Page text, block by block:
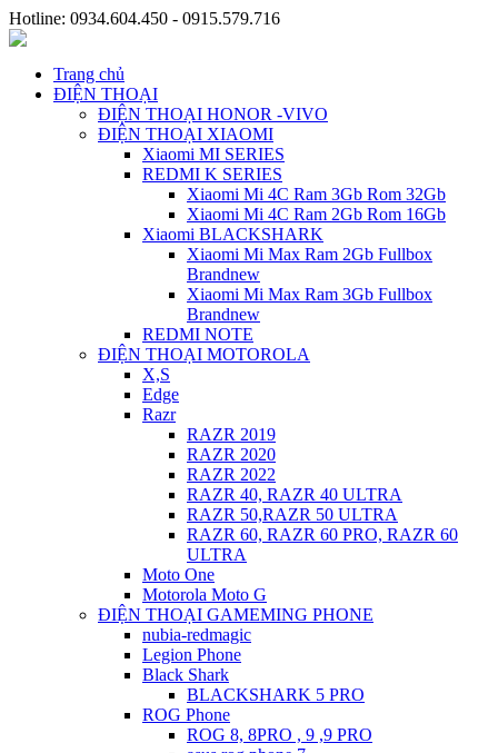
Hotline: 0934.604.450 - 0915.579.716
Trang chủ
ĐIỆN THOẠI
ĐIỆN THOẠI HONOR -VIVO
ĐIỆN THOẠI XIAOMI
Xiaomi MI SERIES
REDMI K SERIES
Xiaomi Mi 4C Ram 3Gb Rom 32Gb
Xiaomi Mi 4C Ram 2Gb Rom 16Gb
Xiaomi BLACKSHARK
Xiaomi Mi Max Ram 2Gb Fullbox
Brandnew
Xiaomi Mi Max Ram 3Gb Fullbox
Brandnew
REDMI NOTE
ĐIỆN THOẠI MOTOROLA
X,S
Edge
Razr
RAZR 2019
RAZR 2020
RAZR 2022
RAZR 40, RAZR 40 ULTRA
RAZR 50,RAZR 50 ULTRA
RAZR 60, RAZR 60 PRO, RAZR 60
ULTRA
Moto One
Motorola Moto G
ĐIỆN THOẠI GAMEMING PHONE
nubia-redmagic
Legion Phone
Black Shark
BLACKSHARK 5 PRO
ROG Phone
ROG 8, 8PRO , 9 ,9 PRO